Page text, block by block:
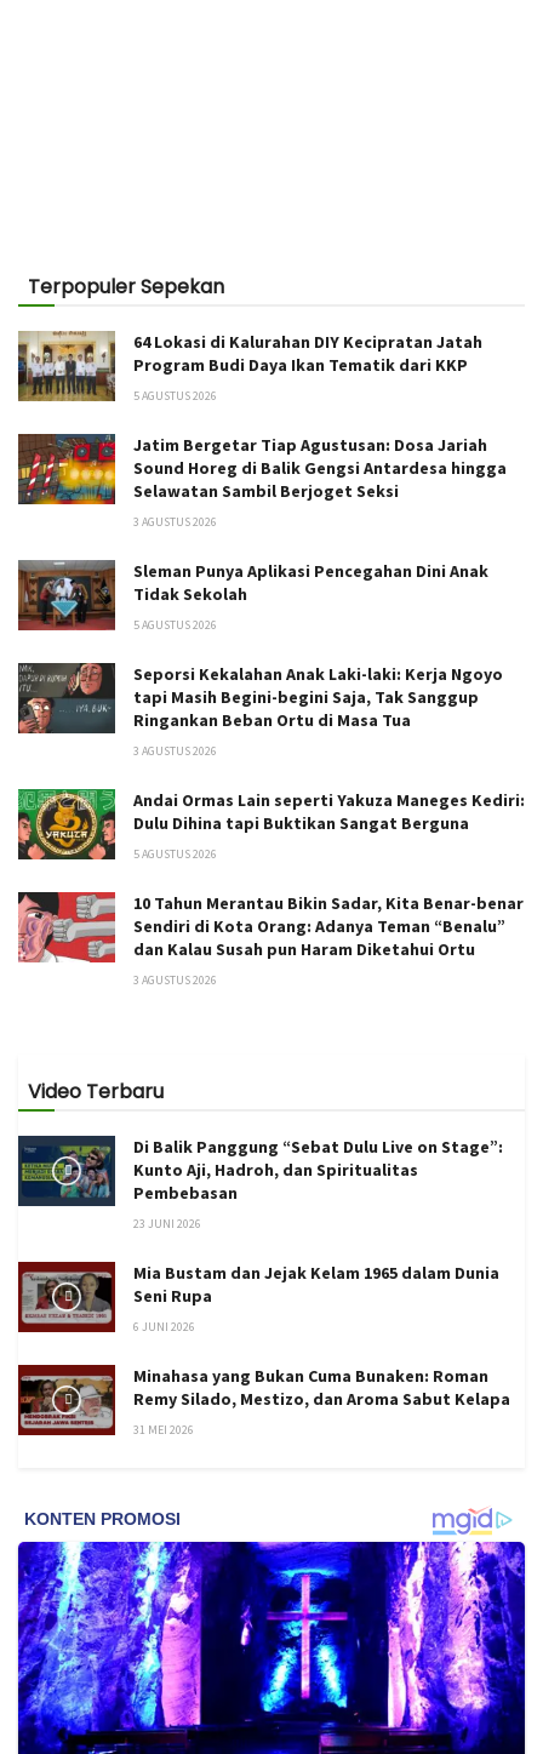
Terpopuler Sepekan
64 Lokasi di Kalurahan DIY Kecipratan Jatah
Program Budi Daya Ikan Tematik dari KKP
5 AGUSTUS 2026
Jatim Bergetar Tiap Agustusan: Dosa Jariah
Sound Horeg di Balik Gengsi Antardesa hingga
Selawatan Sambil Berjoget Seksi
3 AGUSTUS 2026
Sleman Punya Aplikasi Pencegahan Dini Anak
Tidak Sekolah
5 AGUSTUS 2026
Seporsi Kekalahan Anak Laki-laki: Kerja Ngoyo
tapi Masih Begini-begini Saja, Tak Sanggup
Ringankan Beban Ortu di Masa Tua
3 AGUSTUS 2026
Andai Ormas Lain seperti Yakuza Maneges Kediri:
Dulu Dihina tapi Buktikan Sangat Berguna
5 AGUSTUS 2026
10 Tahun Merantau Bikin Sadar, Kita Benar-benar
Sendiri di Kota Orang: Adanya Teman “Benalu”
dan Kalau Susah pun Haram Diketahui Ortu
3 AGUSTUS 2026
Video Terbaru
Di Balik Panggung “Sebat Dulu Live on Stage”:
Kunto Aji, Hadroh, dan Spiritualitas
Pembebasan
23 JUNI 2026
Mia Bustam dan Jejak Kelam 1965 dalam Dunia
Seni Rupa
6 JUNI 2026
Minahasa yang Bukan Cuma Bunaken: Roman
Remy Silado, Mestizo, dan Aroma Sabut Kelapa
31 MEI 2026